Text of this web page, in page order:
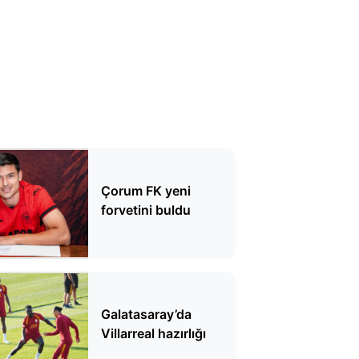
Çorum FK yeni
forvetini buldu
Galatasaray’da
Villarreal hazırlığı